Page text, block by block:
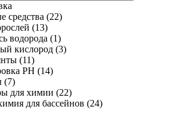
средства (22)
(13)
водорода (1)
кислород (3)
(11)
PH (14)
(7)
для химии (22)
для бассейнов (24)